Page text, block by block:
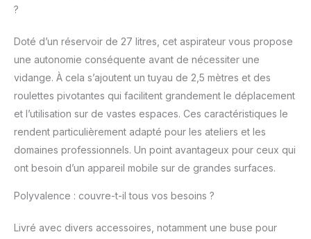
dommages par impact
Contenu de la livraison :
Kärcher NT 27/1, tuyau
d’aspiration de 2,5 m, 2
tubes d’aspiration en
métal, coude, suceur
pour sols
humides/secs (300
mm), buse de fentes,
filtre cartouche, sac
?
Doté d’un réservoir de 27 litres, cet aspirateur vous propose
une autonomie conséquente avant de nécessiter une
vidange. À cela s’ajoutent un tuyau de 2,5 mètres et des
roulettes pivotantes qui facilitent grandement le déplacement
et l’utilisation sur de vastes espaces. Ces caractéristiques le
rendent particulièrement adapté pour les ateliers et les
domaines professionnels. Un point avantageux pour ceux qui
ont besoin d’un appareil mobile sur de grandes surfaces.
Polyvalence : couvre-t-il tous vos besoins ?
Livré avec divers accessoires, notamment une buse pour